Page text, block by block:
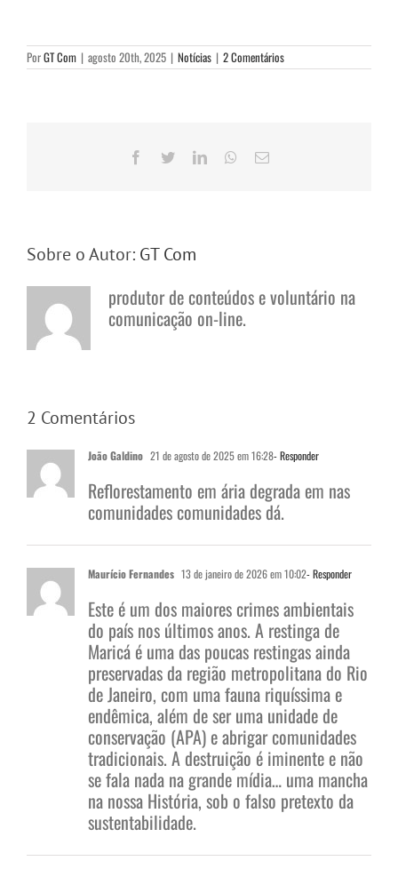
PorGT Com | agosto 20th, 2025 | Notícias | 2 Comentários
Facebook
TwitterLinkedInWhatsApp
E-
Sobre o Autor: GT Com
produtor de conteúdos e voluntário na
comunicação on-line.
2 Comentários
João Galdino 21 de agosto de 2025 em 16:28- Responder
Reflorestamento em ária degrada em nas
comunidades comunidades dá.
Maurício Fernandes 13 de janeiro de 2026 em 10:02- Responder
Este é um dos maiores crimes ambientais
do país nos últimos anos. A restinga de
Maricá é uma das poucas restingas ainda
preservadas da região metropolitana do Rio
de Janeiro, com uma fauna riquíssima e
endêmica, além de ser uma unidade de
conservação (APA) e abrigar comunidades
tradicionais. A destruição é iminente e não
se fala nada na grande mídia… uma mancha
na nossa História, sob o falso pretexto da
sustentabilidade.